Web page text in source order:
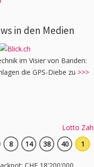
in den Medien
im Visier von Banden:
die GPS-Diebe zu >>>
Lotto
8 14 38 40 1